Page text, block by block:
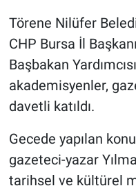
Törene Nilüfer
CHP Bursa İl
Başbakan
akademisyenler,
davetli katıldı.
Gecede yapılan
gazeteci-yazar
tarihsel ve kültürel